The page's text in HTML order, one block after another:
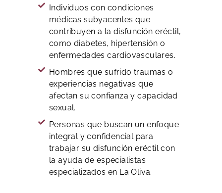
Individuos con condiciones
médicas subyacentes que
contribuyen a la disfunción eréctil,
como diabetes, hipertensión o
enfermedades cardiovasculares.
Hombres que sufrido traumas o
experiencias negativas que
afectan su confianza y capacidad
sexual.
Personas que buscan un enfoque
integral y confidencial para
trabajar su disfunción eréctil con
la ayuda de especialistas
especializados en La Oliva.